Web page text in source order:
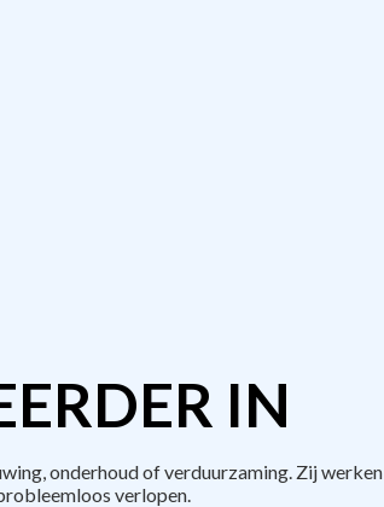
IN
onderhoud of verduurzaming. Zij werken
verlopen.